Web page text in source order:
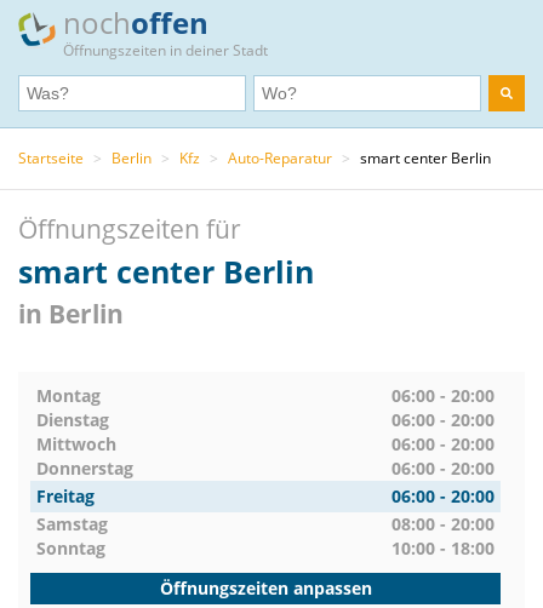
nochoffen
Öffnungszeiten in deiner Stadt
Startseite > Berlin > Kfz > Auto-Reparatur > smart center Berlin
Öffnungszeiten für
smart center Berlin
in Berlin
Montag
06:00 - 20:00
Dienstag
06:00 - 20:00
Mittwoch
06:00 - 20:00
Donnerstag
06:00 - 20:00
Freitag
06:00 - 20:00
Samstag
08:00 - 20:00
Sonntag
10:00 - 18:00
Öffnungszeiten anpassen